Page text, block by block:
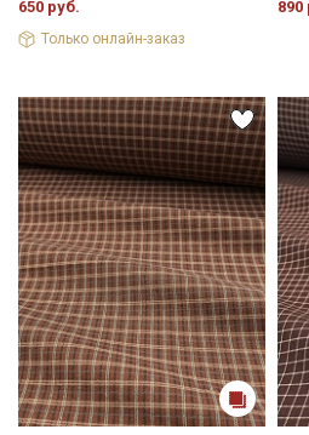
650 руб.
Только онлайн-заказ
890
промокоды и скидки
Электронная почта
Ознакомлен(а) сПолитикой
данныхи даюСогласие на
данных
ДаюСогласие на получение
информационных рассылок